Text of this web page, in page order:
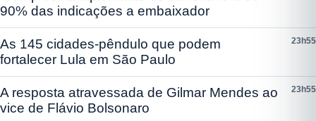
90% das indicações a embaixador
As 145 cidades-pêndulo que podem
fortalecer Lula em São Paulo
23h55
A resposta atravessada de Gilmar Mendes ao
vice de Flávio Bolsonaro
23h55